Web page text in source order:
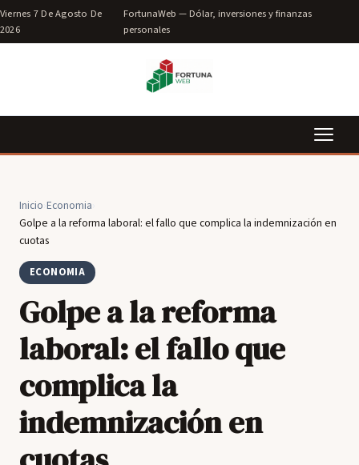
Viernes 7 De Agosto De
2026
FortunaWeb — Dólar, inversiones y finanzas
personales
Inicio Economia
Golpe a la reforma laboral: el fallo que complica la indemnización en
cuotas
ECONOMIA
Golpe a la reforma
laboral: el fallo que
complica la
indemnización en